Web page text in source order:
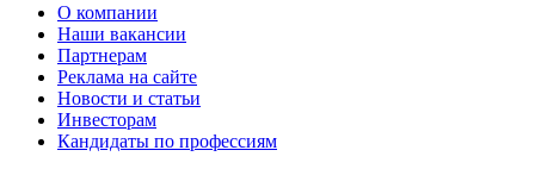
О компании
Наши вакансии
Партнерам
Реклама на сайте
Новости и статьи
Инвесторам
Кандидаты по профессиям